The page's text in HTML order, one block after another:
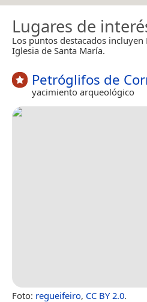
Lugares de
Los puntos destacados
Iglesia de Santa María.
Petróglifos de
yacimiento arqueológico
Foto: regueifeiro, CC BY 2.0.